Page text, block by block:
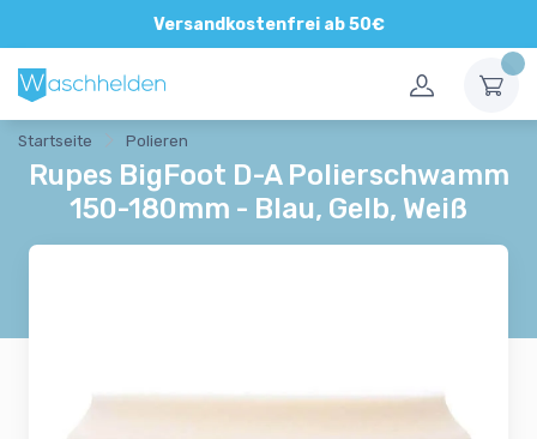
Versandkostenfrei ab 50€
Direkte und persönliche Beratung
Startseite Polieren
Rupes BigFoot D-A Polierschwamm
150-180mm - Blau, Gelb, Weiß